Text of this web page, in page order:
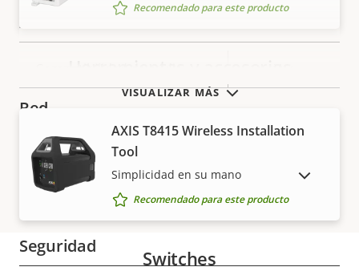
Audio
de
propiedad
la
Red
Descripción
de
propiedad
la
propiedad
Clase de PoE
Inalámbrico –
Seguridad
VISUALIZAR MÁS
Recomendado para este producto
AXIS T8415 Wireless Installation
Tool
Simplicidad en su mano
Recomendado para este producto
Switches
MOSTRAR PRODUCTOS DESCATALOGADOS